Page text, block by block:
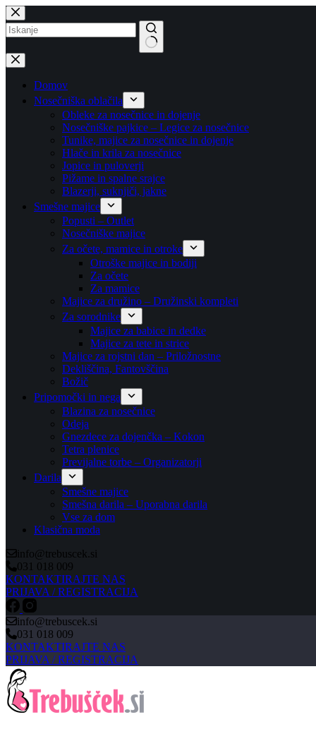
Skip
to
content
No
results
Domov
Nosečniška oblačila
Obleke za nosečnice in dojenje
Nosečniške pajkice – Legice za nosečnice
Tunike, majice za nosečnice in dojenje
Hlače in krila za nosečnice
Jopice in puloverji
Pižame in spalne srajce
Blazerji, suknjiči, jakne
Smešne majice
Popusti – Outlet
Nosečniške majice
Za očete, mamice in otroke
Otroške majice in bodiji
Za očete
Za mamice
Majice za družino – Družinski kompleti
Za sorodnike
Majice za babice in dedke
Majice za tete in strice
Majice za rojstni dan – Priložnostne
Dekliščina, Fantovščina
Božič
Pripomočki in nega
Blazina za nosečnice
Odeja
Gnezdece za dojenčka – Kokon
Tetra plenice
Previjalne torbe – Organizatorji
Darila
Smešne majice
Smešna darila – Uporabna darila
Vse za dom
Klasična moda
info@trebuscek.si
031 018 009
KONTAKTIRAJTE NAS
PRIJAVA / REGISTRACIJA
info@trebuscek.si
031 018 009
KONTAKTIRAJTE NAS
PRIJAVA / REGISTRACIJA